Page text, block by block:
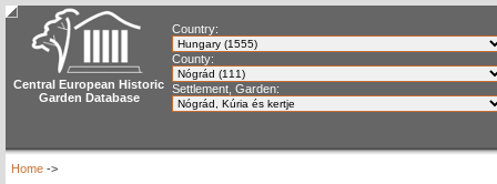
Central European Historic
Garden Database
Country:
County:
Settlement, Garden:
Home ->